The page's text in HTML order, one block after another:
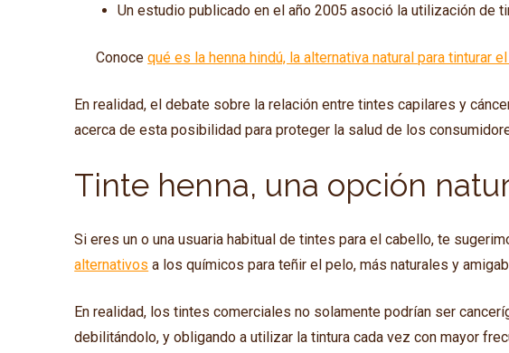
Un estudio publicado en el año 2005 asoció la utilización de
Conocequé es la henna hindú, la alternativa natural para tinturar
En realidad, el debate sobre la relación entre tintes capilares y
acerca de esta posibilidad para proteger la salud de los
Tinte henna, una opción
Si eres un o una usuaria habitual de tintes para el cabello, te
alternativos a los químicos para teñir el pelo, más naturales y
En realidad, los tintes comerciales no solamente podrían ser
debilitándolo, y obligando a utilizar la tintura cada vez con mayor